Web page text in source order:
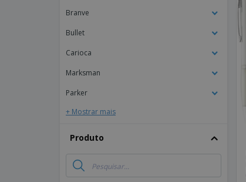
Branve
Bullet
Carioca
Marksman
Parker
+ Mostrar mais
Produto